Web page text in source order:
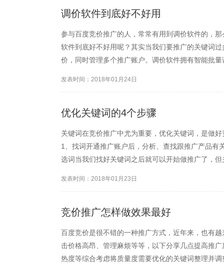
调价软件到底好不好用
参与百度竞价推广的人，常常有用到调价软件的，
软件到底好不好用呢？其实当我们要推广的关键词
价，同时管理多个推广账户。调价软件拥有智能批
发表时间：2018年01月24日
优化关键词的4个步骤
关键词在竞价推广中尤为重要，优化关键词，是做
1、找词开通推广账户后，分析、查找跟推广产品
选词当我们找好关键词之后就可以开始做推广了，
发表时间：2018年01月23日
竞价推广怎样做效果最好
百度竞价是很不错的一种推广方式，近年来，也有
击价格高昂、管理麻烦等等，以下分享几点提高推
热度等综合考虑将质量度需要优化的关键词整理并